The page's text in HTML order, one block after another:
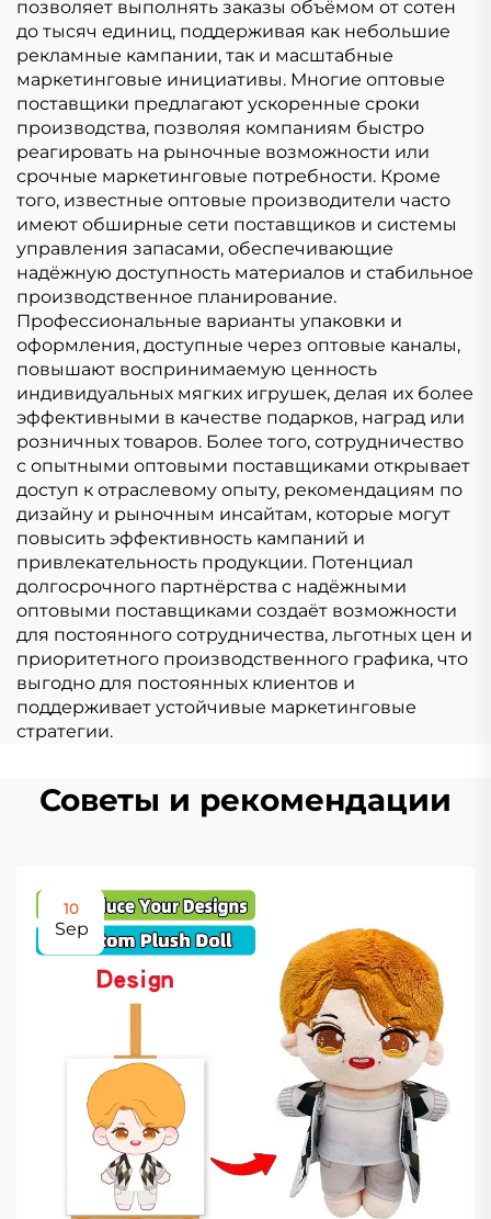
позволяет выполнять заказы объёмом от сотен
до тысяч единиц, поддерживая как небольшие
рекламные кампании, так и масштабные
маркетинговые инициативы. Многие оптовые
поставщики предлагают ускоренные сроки
производства, позволяя компаниям быстро
реагировать на рыночные возможности или
срочные маркетинговые потребности. Кроме
того, известные оптовые производители часто
имеют обширные сети поставщиков и системы
управления запасами, обеспечивающие
надёжную доступность материалов и стабильное
производственное планирование.
Профессиональные варианты упаковки и
оформления, доступные через оптовые каналы,
повышают воспринимаемую ценность
индивидуальных мягких игрушек, делая их более
эффективными в качестве подарков, наград или
розничных товаров. Более того, сотрудничество
с опытными оптовыми поставщиками открывает
доступ к отраслевому опыту, рекомендациям по
дизайну и рыночным инсайтам, которые могут
повысить эффективность кампаний и
привлекательность продукции. Потенциал
долгосрочного партнёрства с надёжными
оптовыми поставщиками создаёт возможности
для постоянного сотрудничества, льготных цен и
приоритетного производственного графика, что
выгодно для постоянных клиентов и
поддерживает устойчивые маркетинговые
стратегии.
Советы и рекомендации
10
Sep